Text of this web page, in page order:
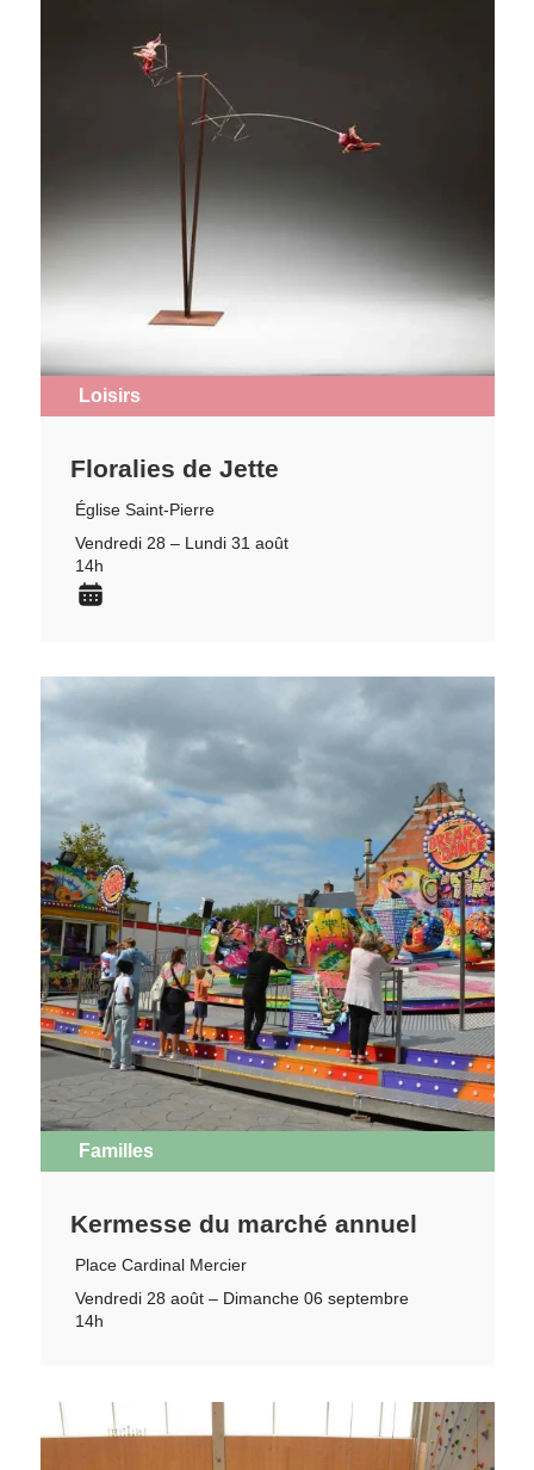
Loisirs
Floralies de Jette
Église Saint-Pierre
Vendredi 28 – Lundi 31 août
14h
Familles
Kermesse du marché annuel
Place Cardinal Mercier
Vendredi 28 août – Dimanche 06 septembre
14h